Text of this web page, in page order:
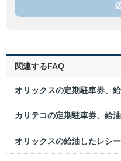
関連するFAQ